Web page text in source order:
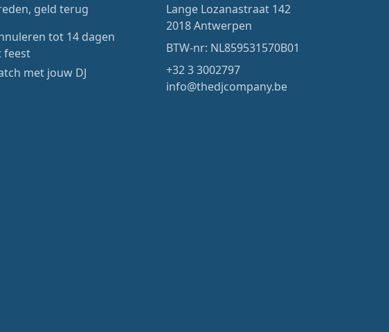
geld terug
tot 14 dagen
feest
met jouw DJ
Lange Lozanastraat 142
2018 Antwerpen
BTW-nr: NL859531570B01
+32 3 3002797
info@thedjcompany.be